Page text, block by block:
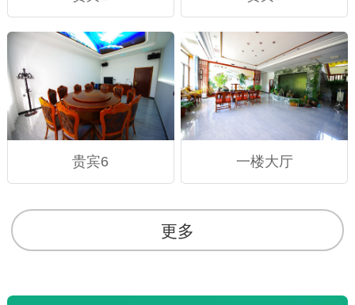
贵宾6 一楼大厅
更多